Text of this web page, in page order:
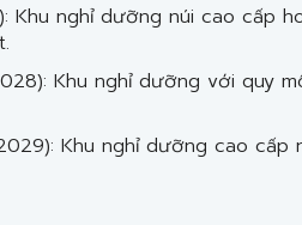
Khu nghỉ dưỡng núi cao cấp
Khu nghỉ dưỡng với quy
Khu nghỉ dưỡng cao